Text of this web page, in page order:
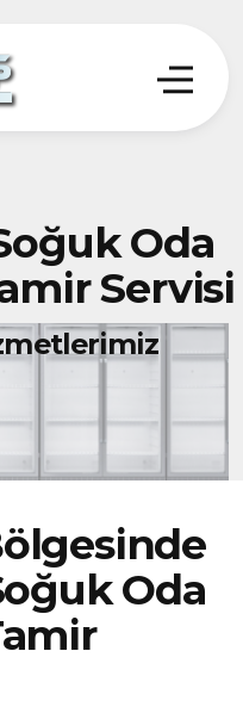
Oda
Servisi
Oda